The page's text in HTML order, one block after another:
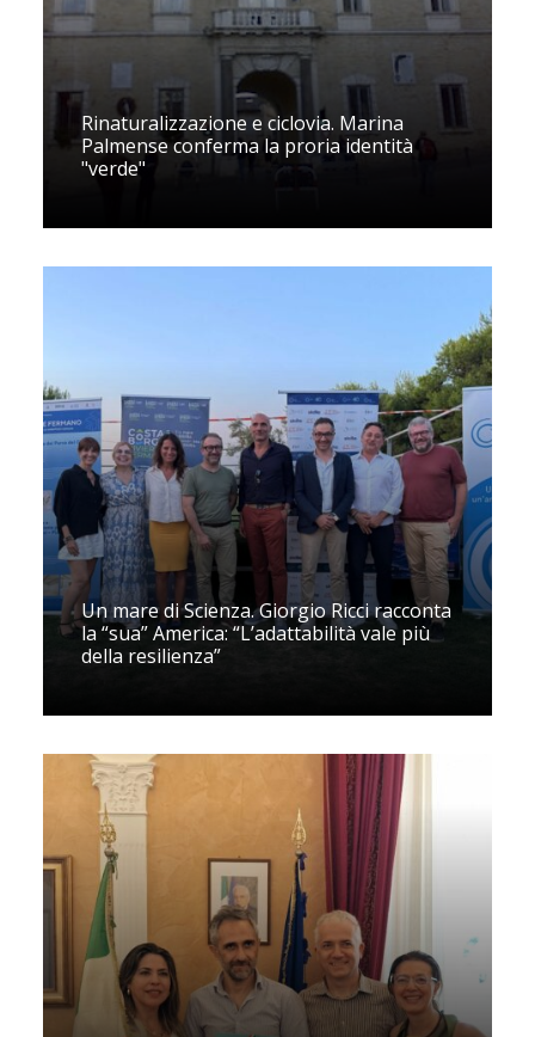
Rinaturalizzazione e ciclovia. Marina
Palmense conferma la proria identità
"verde"
Un mare di Scienza. Giorgio Ricci racconta
la “sua” America: “L’adattabilità vale più
della resilienza”